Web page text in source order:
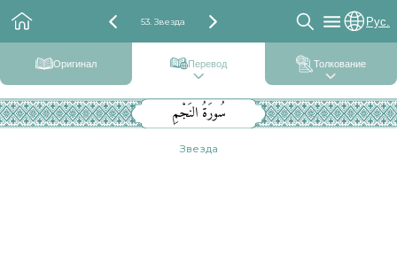
53. Звезда Рус.
Оригинал Перевод Толкование
سُورَةُ النَجْمِ
Звезда